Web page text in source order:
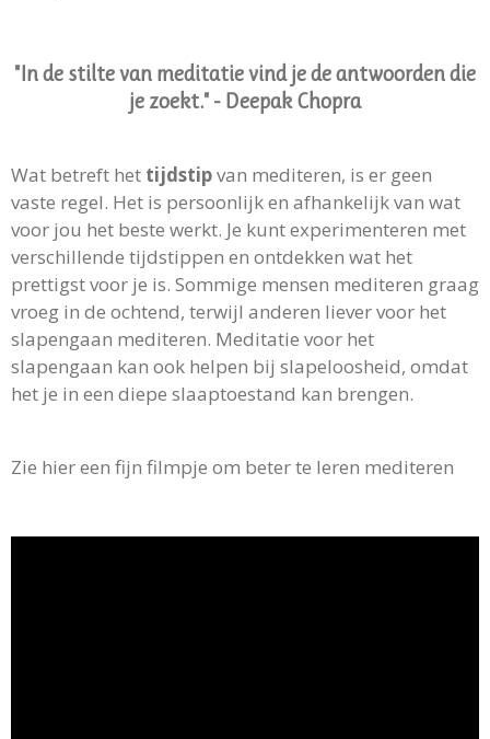
"In de stilte van meditatie vind je de antwoorden die
je zoekt." - Deepak Chopra
Wat betreft het tijdstipvan mediteren, is er geen
vaste regel. Het is persoonlijk en afhankelijk van wat
voor jou het beste werkt. Je kunt experimenteren met
verschillende tijdstippen en ontdekken wat het
prettigst voor je is. Sommige mensen mediteren graag
vroeg in de ochtend, terwijl anderen liever voor het
slapengaan mediteren. Meditatie voor het
slapengaan kan ook helpen bij slapeloosheid, omdat
het je in een diepe slaaptoestand kan brengen.
Zie hier een fijn filmpje om beter te leren mediteren